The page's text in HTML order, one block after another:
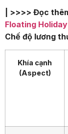
| >>>> Đọc
Floating
Chế độ lương
Khía cạnh
(Aspect)